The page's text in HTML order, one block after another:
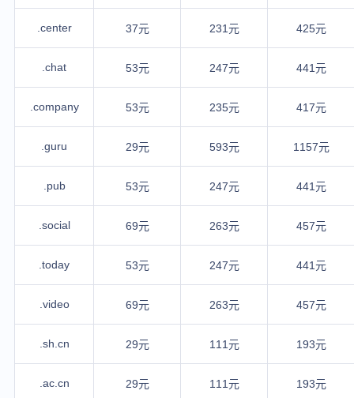
.center 37元 231元 425元
.chat 53元 247元 441元
.company 53元 235元 417元
.guru 29元 593元 1157元
.pub 53元 247元 441元
.social 69元 263元 457元
.today 53元 247元 441元
.video 69元 263元 457元
.sh.cn 29元 111元 193元
.ac.cn 29元 111元 193元